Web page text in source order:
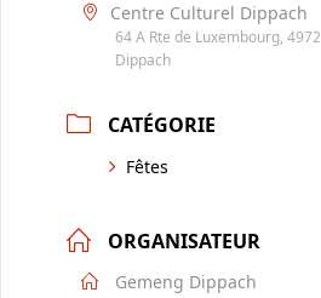
Centre Culturel Dippach
64 A Rte de Luxembourg, 4972
Dippach
CATÉGORIE
Fêtes
ORGANISATEUR
Gemeng Dippach